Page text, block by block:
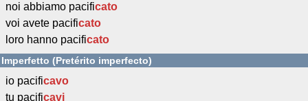
noi abbiamo pacificato
voi avete pacificato
loro hanno pacificato
Imperfetto (Pretérito imperfecto)
io pacificavo
tu pacificavi